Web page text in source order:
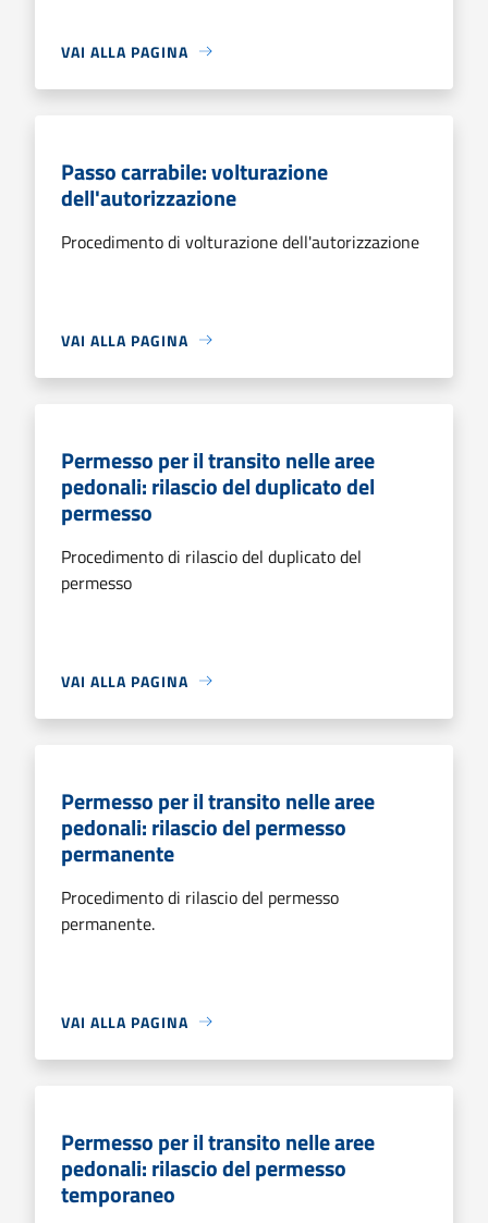
VAI ALLA PAGINA
Passo carrabile: volturazione
dell'autorizzazione
Procedimento di volturazione dell'autorizzazione
VAI ALLA PAGINA
Permesso per il transito nelle aree
pedonali: rilascio del duplicato del
permesso
Procedimento di rilascio del duplicato del
permesso
VAI ALLA PAGINA
Permesso per il transito nelle aree
pedonali: rilascio del permesso
permanente
Procedimento di rilascio del permesso
permanente.
VAI ALLA PAGINA
Permesso per il transito nelle aree
pedonali: rilascio del permesso
temporaneo